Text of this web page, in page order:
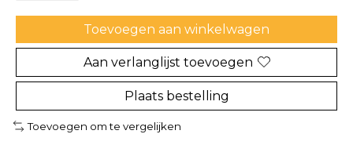
Toevoegen aan winkelwagen
Aan verlanglijst toevoegen
Plaats bestelling
Toevoegen om te vergelijken